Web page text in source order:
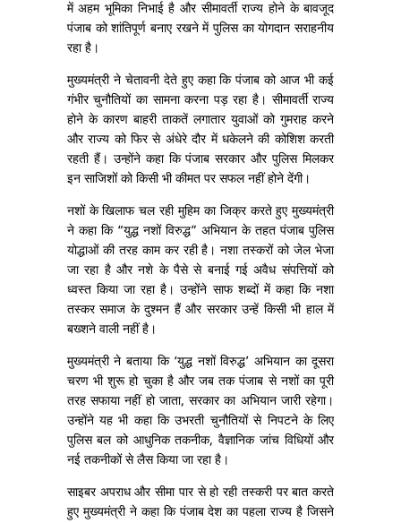
में अहम भूमिका निभाई है और सीमावर्ती राज्य होने के बावजूद
पंजाब को शांतिपूर्ण बनाए रखने में पुलिस का योगदान सराहनीय
रहा है।
मुख्यमंत्री ने चेतावनी देते हुए कहा कि पंजाब को आज भी कई
गंभीर चुनौतियों का सामना करना पड़ रहा है। सीमावर्ती राज्य
होने के कारण बाहरी ताकतें लगातार युवाओं को गुमराह करने
और राज्य को फिर से अंधेरे दौर में धकेलने की कोशिश करती
रहती हैं। उन्होंने कहा कि पंजाब सरकार और पुलिस मिलकर
इन साजिशों को किसी भी कीमत पर सफल नहीं होने देंगी।
नशों के खिलाफ चल रही मुहिम का जिक्र करते हुए मुख्यमंत्री
ने कहा कि “युद्ध नशों विरुद्ध” अभियान के तहत पंजाब पुलिस
योद्धाओं की तरह काम कर रही है। नशा तस्करों को जेल भेजा
जा रहा है और नशे के पैसे से बनाई गई अवैध संपत्तियों को
ध्वस्त किया जा रहा है। उन्होंने साफ शब्दों में कहा कि नशा
तस्कर समाज के दुश्मन हैं और सरकार उन्हें किसी भी हाल में
बख्शने वाली नहीं है।
मुख्यमंत्री ने बताया कि ‘युद्ध नशों विरुद्ध’ अभियान का दूसरा
चरण भी शुरू हो चुका है और जब तक पंजाब से नशों का पूरी
तरह सफाया नहीं हो जाता, सरकार का अभियान जारी रहेगा।
उन्होंने यह भी कहा कि उभरती चुनौतियों से निपटने के लिए
पुलिस बल को आधुनिक तकनीक, वैज्ञानिक जांच विधियों और
नई तकनीकों से लैस किया जा रहा है।
साइबर अपराध और सीमा पार से हो रही तस्करी पर बात करते
हुए मुख्यमंत्री ने कहा कि पंजाब देश का पहला राज्य है जिसने